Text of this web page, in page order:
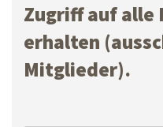
Zugriff auf alle
erhalten
Mitglieder).